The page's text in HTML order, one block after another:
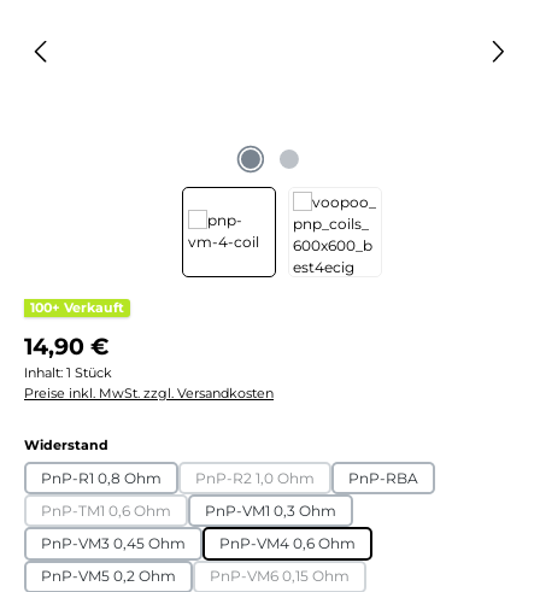
100+ Verkauft
Regulärer Preis:
14,90 €
Inhalt: 1 Stück
Preise inkl. MwSt. zzgl. Versandkosten
Widerstand
PnP-R1 0,8 Ohm PnP-R2 1,0 Ohm
(Diese Option ist zurzeit nicht verfügbar.)
PnP-RBA
PnP-TM1 0,6 Ohm
(Diese Option ist zurzeit nicht verfügbar.)
PnP-VM1 0,3 Ohm
PnP-VM3 0,45 Ohm
PnP-VM4 0,6 Ohm
PnP-VM5 0,2 Ohm
PnP-VM6 0,15 Ohm
(Diese Option ist zurzeit nicht